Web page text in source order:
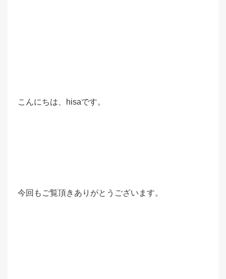
こんにちは、hisaです。
今回もご覧頂きありがとうございます。